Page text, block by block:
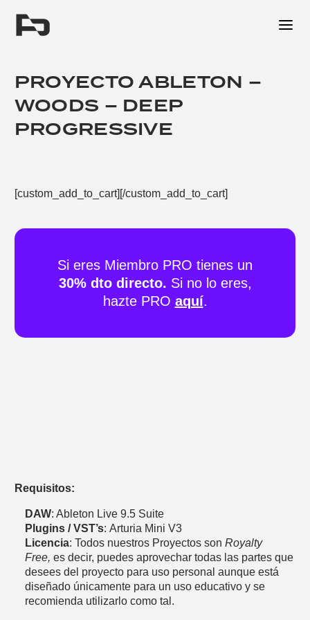
PROYECTO ABLETON –
WOODS – DEEP
PROGRESSIVE
[custom_add_to_cart][/custom_add_to_cart]
Si eres Miembro PRO tienes un
30% dto directo. Si no lo eres,
hazte PRO aquí.
Requisitos:
DAW: Ableton Live 9.5 Suite
Plugins / VST’s: Arturia Mini V3
Licencia: Todos nuestros Proyectos sonRoyalty
Free,es decir, puedes aprovechar todas las partes que
desees del proyecto para uso personal aunque está
diseñado únicamente para un uso educativo y se
recomienda utilizarlo como tal.